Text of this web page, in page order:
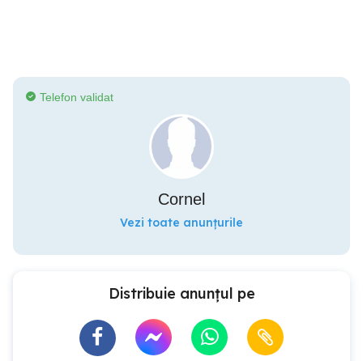
Telefon validat
Cornel
Vezi toate anunțurile
Distribuie anunțul pe